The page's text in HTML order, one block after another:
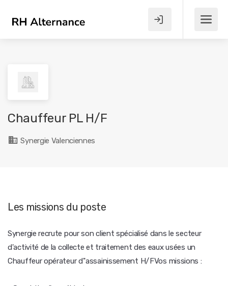
Chauffeur PL H/F
Synergie Valenciennes
Les missions du poste
Synergie recrute pour son client spécialisé dans le secteur
d'activité de la collecte et traitement des eaux usées un
Chauffeur opérateur d''assainissement H/FVos missions :